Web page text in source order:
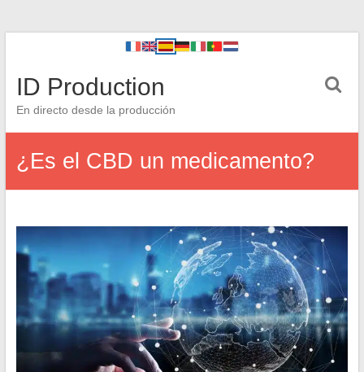
ID Production
En directo desde la producción
¿Es el CBD un medicamento?